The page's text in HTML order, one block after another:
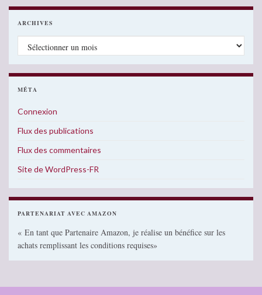
ARCHIVES
Archives
MÉTA
Connexion
Flux des publications
Flux des commentaires
Site de WordPress-FR
PARTENARIAT AVEC AMAZON
« En tant que Partenaire Amazon, je réalise un bénéfice sur les
achats remplissant les conditions requises»